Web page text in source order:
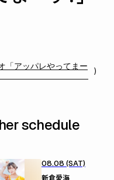
「アッパレやってまー
schedule
08.08 (SAT)
新倉愛海